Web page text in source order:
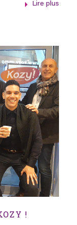
Lire plus
!